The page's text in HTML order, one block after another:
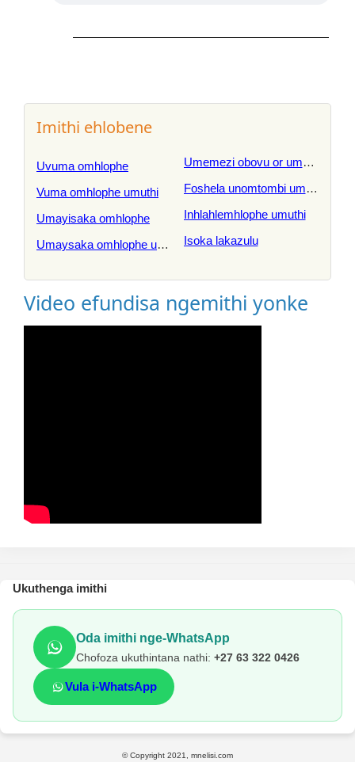
Imithi ehlobene
Uvuma omhlophe
Vuma omhlophe umuthi
Umayisaka omhlophe
Umaysaka omhlophe umuthi
Umemezi obovu or umemezi
Foshela unomtombi umuthi
Inhlahlemhlophe umuthi
Isoka lakazulu
Video efundisa ngemithi yonke
Ukuthenga imithi
Oda imithi nge-WhatsApp
Chofoza ukuthintana nathi: +27 63 322 0426
Vula i-WhatsApp
© Copyright 2021, mnelisi.com